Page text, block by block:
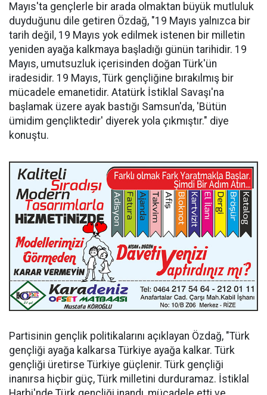
Mayıs'ta gençlerle bir arada olmaktan büyük mutluluk
duyduğunu dile getiren Özdağ, "19 Mayıs yalnızca bir
tarih değil, 19 Mayıs yok edilmek istenen bir milletin
yeniden ayağa kalkmaya başladığı günün tarihidir. 19
Mayıs, umutsuzluk içerisinden doğan Türk'ün
iradesidir. 19 Mayıs, Türk gençliğine bırakılmış bir
mücadele emanetidir. Atatürk İstiklal Savaşı'na
başlamak üzere ayak bastığı Samsun'da, 'Bütün
ümidim gençliktedir' diyerek yola çıkmıştır." diye
konuştu.
Partisinin gençlik politikalarını açıklayan Özdağ, "Türk
gençliği ayağa kalkarsa Türkiye ayağa kalkar. Türk
gençliği üretirse Türkiye güçlenir. Türk gençliği
inanırsa hiçbir güç, Türk milletini durduramaz. İstiklal